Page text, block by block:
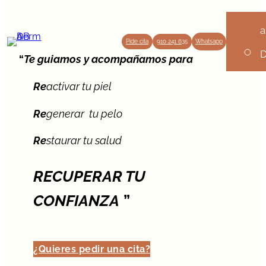
Pide cita 910 241 635 Whatsapp
a
“Teguiamos y acompañamos para
Reactivar tu piel
Regenerar tu pelo
Restaurar tu salud
RECUPERAR TU
CONFIANZA ”
¿Quieres pedir una cita?